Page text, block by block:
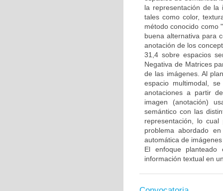
la representación de la
tales como color,
método conocido como
buena alternativa para
anotación de los
31,4 sobre espacios
Negativa de Matrices
de las imágenes. Al
espacio multimodal,
anotaciones a partir
imagen (anotación)
semántico con las
representación, lo
problema abordado
automática de
El enfoque
información textual en